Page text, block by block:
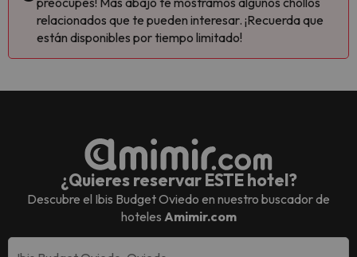
relacionados que te pueden interesar. ¡Recuerda que
están disponibles por tiempo limitado!
¿Quieres reservar ESTE hotel?
Descubre el Ibis Budget Oviedo en nuestro buscador de
hoteles Amimir.com